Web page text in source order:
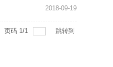
2018-09-19
页码 1/1 跳转到